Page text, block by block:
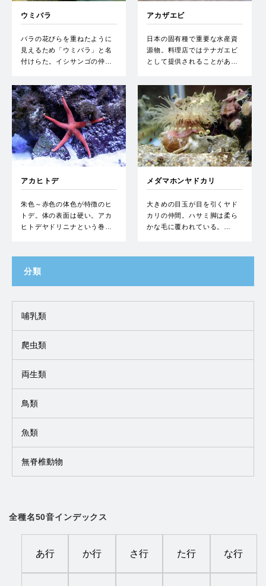
ウミバラ
バラの花びらを重ねたように
見えるため「ウミバラ」と名
付けらた。イシサンゴの仲…
アカザエビ
日本の固有種で重要な水産資
源物。料理店ではテナガエビ
として提供されることがあ…
アカヒトデ
朱色～赤色の体色が特徴のヒ
トデ。体の表面は硬い。アカ
ヒトデヤドリニナという巻…
メダマホンヤドカリ
大きめの目玉が目を引くヤド
カリの仲間。ハサミ脚は柔ら
かな毛に覆われている。…
分類
哺乳類
爬虫類
両生類
鳥類
魚類
無脊椎動物
全種名50音インデックス
あ行 か行 さ行 た行 な行